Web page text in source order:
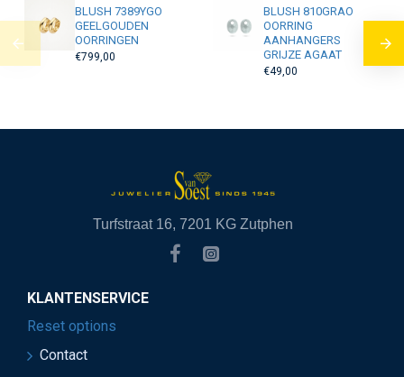
BLUSH 7389YGO
GEELGOUDEN
OORRINGEN
€799,00
BLUSH 810GRAO
OORRING
AANHANGERS
GRIJZE AGAAT
€49,00
Turfstraat 16, 7201 KG Zutphen
KLANTENSERVICE
Reset options
Contact